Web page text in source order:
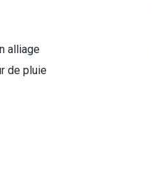
alliage
de pluie